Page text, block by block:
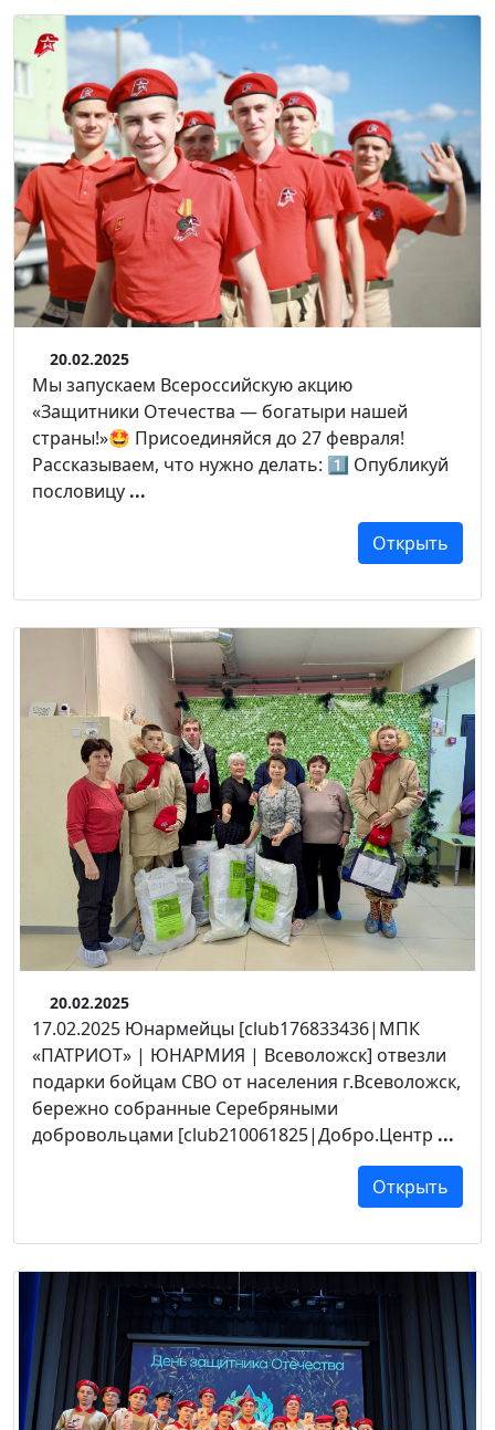
20.02.2025
Мы запускаем Всероссийскую акцию
«Защитники Отечества — богатыри нашей
страны!»🤩 Присоединяйся до 27 февраля!
Рассказываем, что нужно делать: 1️⃣ Опубликуй
пословицу ...
Открыть
20.02.2025
17.02.2025 Юнармейцы [club176833436|МПК
«ПАТРИОТ» | ЮНАРМИЯ | Всеволожск] отвезли
подарки бойцам СВО от населения г.Всеволожск,
бережно собранные Серебряными
добровольцами [club210061825|Добро.Центр ...
Открыть